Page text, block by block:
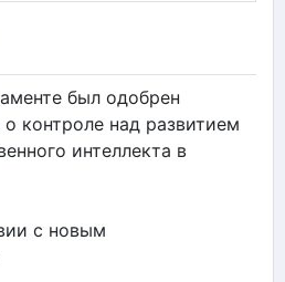
был одобрен
контроле над развитием
интеллекта в
с новым